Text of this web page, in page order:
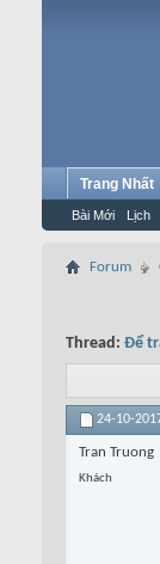
Trang Nhất
Bài Mới Lịch
Forum
Thread: Để
24-10-
Tran Truong
Khách